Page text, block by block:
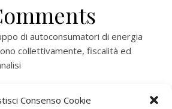
Consenso Cookie
di autoconsumatori di energia
collettivamente, fiscalità ed
collettivamente, fiscalità ed